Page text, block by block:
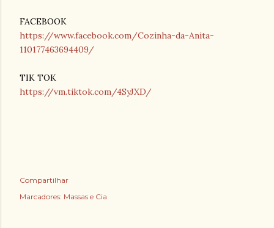
FACEBOOK
https://www.facebook.com/Cozinha-da-Anita-
110177463694409/
TIK TOK
https://vm.tiktok.com/4SyJXD/
Compartilhar
Marcadores: Massas e Cia